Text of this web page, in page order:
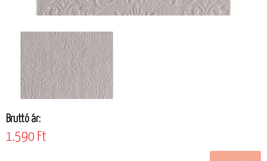
Bruttó ár:
1.590 Ft